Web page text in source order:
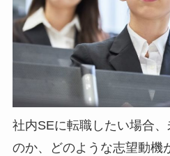
社内SEに転職したい場合
のか、どのような志望動機